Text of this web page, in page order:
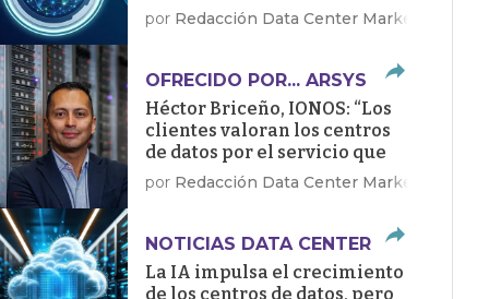
por Redacción Data Center Market
OFRECIDO POR... ARSYS
Héctor Briceño, IONOS: “Los
clientes valoran los centros
de datos por el servicio que
dan, no por sus megawatios”
por Redacción Data Center Market
NOTICIAS DATA CENTER
La IA impulsa el crecimiento
de los centros de datos, pero